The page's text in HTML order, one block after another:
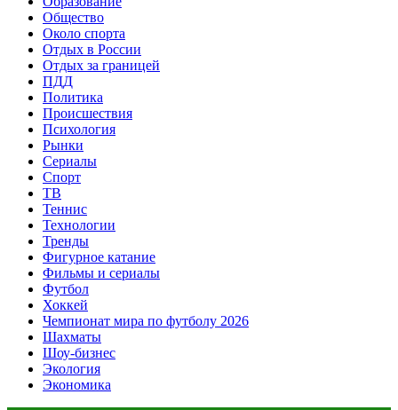
Общество
Около спорта
Отдых в России
Отдых за границей
ПДД
Политика
Происшествия
Психология
Рынки
Сериалы
Спорт
ТВ
Теннис
Технологии
Тренды
Фигурное катание
Фильмы и сериалы
Футбол
Хоккей
Чемпионат мира по футболу 2026
Шахматы
Шоу-бизнес
Экология
Экономика